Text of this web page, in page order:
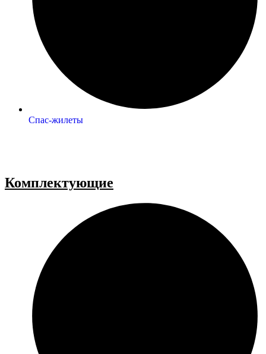
Спас-жилеты
Комплектующие